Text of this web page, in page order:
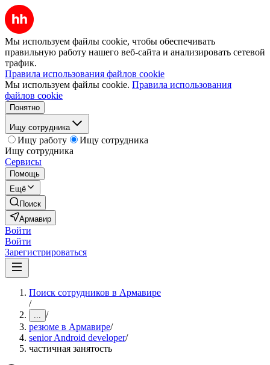
Мы используем файлы cookie, чтобы обеспечивать
правильную работу нашего веб-сайта и анализировать сетевой
трафик.
Правила использования файлов cookie
Мы используем файлы cookie. Правила использования
файлов cookie
Понятно
Ищу сотрудника
Ищу работу
Ищу сотрудника
Ищу сотрудника
Сервисы
Помощь
Ещё
Поиск
Армавир
Войти
Войти
Зарегистрироваться
Поиск сотрудников в Армавире
/
... /
резюме в Армавире/
senior Android developer/
частичная занятость